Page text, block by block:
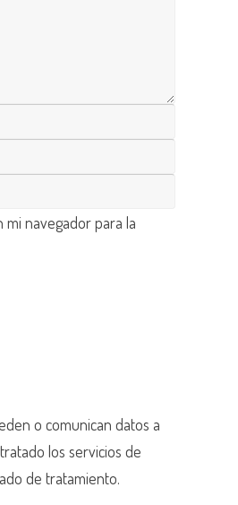
navegador para la
o comunican datos a
los servicios de
de tratamiento.